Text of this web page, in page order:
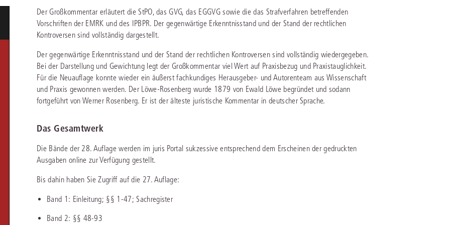
Finden Sie Lösungen und Inhalte, die zu Ihrem Fachgebiet passen.
Arbeitsrecht
Außenwirtschaftsrecht
Bankrecht
Compliance
Familienrecht
Handels- und Gesellschaftsrecht
Insolvenzrecht
IT-und Medienrecht
Öffentliches Dienstrecht
Öffentliches Recht
Sozialrecht
JURIS BUSINESS
Risikenfür Unternehmen, Institutionen
und Steuerberater.
JURIS AKADEMIE
Fortbildungenfür Fachanwältein allen
wichtigen Fachgebieten.
(Mo-Do 9-18 Uhr, Fr 9-17 Uhr).
für eine erste Produktempfehlung.
Vereine und Verbände
Unternehmen
Referendariat
Studium und Hochschule
WEITERE SERVICES
FAQ
Downloads
Veranstaltungen
(Mo-Fr 8-18 Uhr).
Der Großkommentar erläutert die StPO, das GVG, das EGGVG sowie die das Strafverfahren betreffenden
Vorschriften der EMRK und des IPBPR. Der gegenwärtige Erkenntnisstand und der Stand der rechtlichen
Kontroversen sind vollständig dargestellt.
Der gegenwärtige Erkenntnisstand und der Stand der rechtlichen Kontroversen sind vollständig wiedergegeben.
Bei der Darstellung und Gewichtung legt der Großkommentar viel Wert auf Praxisbezug und Praxistauglichkeit.
Für die Neuauflage konnte wieder ein äußerst fachkundiges Herausgeber- und Autorenteam aus Wissenschaft
und Praxis gewonnen werden. Der Löwe-Rosenberg wurde 1879 von Ewald Löwe begründet und sodann
fortgeführt von Werner Rosenberg. Er ist der älteste juristische Kommentar in deutscher Sprache.
Das Gesamtwerk
Die Bände der 28. Auflage werden im juris Portal sukzessive entsprechend dem Erscheinen der gedruckten
Ausgaben online zur Verfügung gestellt.
Bis dahin haben Sie Zugriff auf die 27. Auflage:
Band 1: Einleitung; §§ 1-47; Sachregister
Band 2: §§ 48-93